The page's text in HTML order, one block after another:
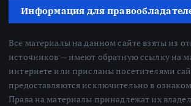
Информация для
Все материалы на данном сайте взяты из
источников — имеют обратную ссылку на
интернете или присланы посетителями
предоставляются исключительно в
Права на материалы принадлежат их